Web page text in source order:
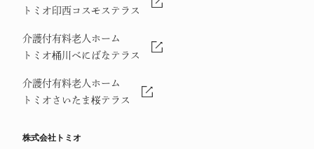
トミオ印西コスモステラス
介護付有料老人ホーム
トミオ桶川べにばなテラス
介護付有料老人ホーム
トミオさいたま桜テラス
株式会社トミオ